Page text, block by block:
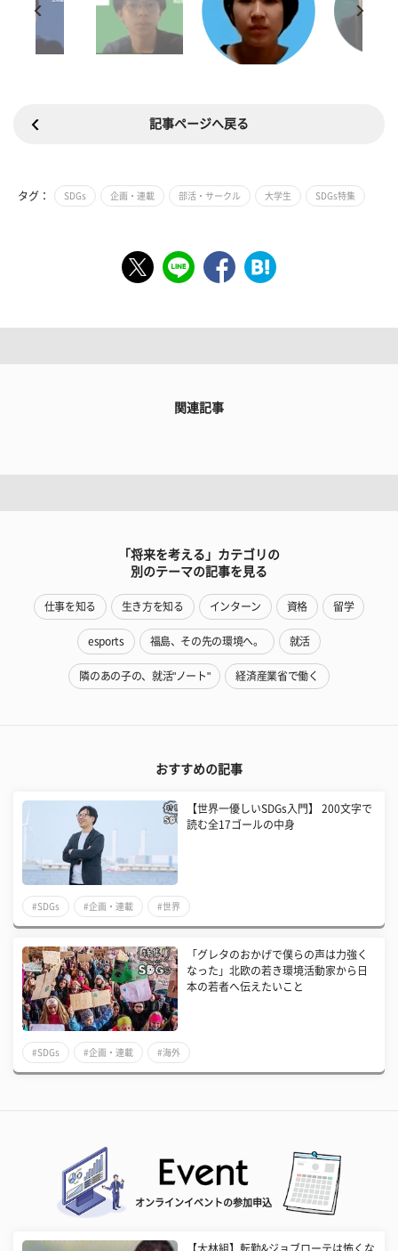
記事ページへ戻る
タグ： SDGs 企画・連載 部活・サークル 大学生 SDGs特集
関連記事
「将来を考える」カテゴリの
別のテーマの記事を見る
仕事を知る 生き方を知る インターン 資格 留学
esports 福島、その先の環境へ。 就活
隣のあの子の、就活"ノート" 経済産業省で働く
おすすめの記事
【世界一優しいSDGs入門】 200文字で
読む全17ゴールの中身
#SDGs #企画・連載 #世界
「グレタのおかげで僕らの声は力強く
なった」北欧の若き環境活動家から日
本の若者へ伝えたいこと
#SDGs #企画・連載 #海外
オンラインイベントの参加申込
【大林組】転勤&ジョブローテは怖くな